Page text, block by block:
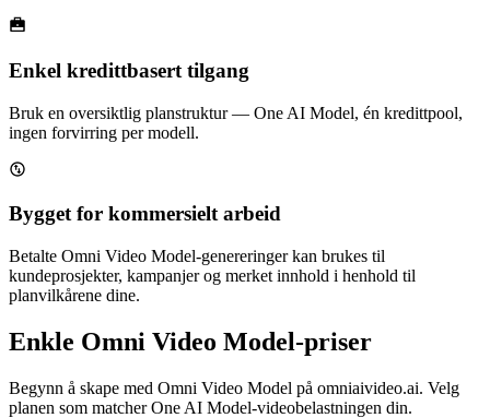
Enkel kredittbasert tilgang
Bruk en oversiktlig planstruktur — One AI Model, én kredittpool,
ingen forvirring per modell.
Bygget for kommersielt arbeid
Betalte Omni Video Model-genereringer kan brukes til
kundeprosjekter, kampanjer og merket innhold i henhold til
planvilkårene dine.
Enkle Omni Video Model-priser
Begynn å skape med Omni Video Model på omniaivideo.ai. Velg
planen som matcher One AI Model-videobelastningen din.